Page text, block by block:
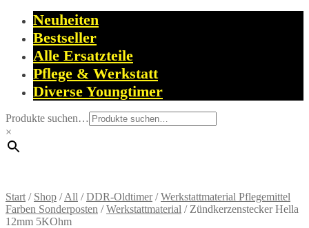
Neuheiten
Bestseller
Alle Ersatzteile
Pflege & Werkstatt
Diverse Youngtimer
Produkte suchen…
×
Start / Shop /All /DDR-Oldtimer/Werkstattmaterial Pflegemittel
Farben Sonderposten /Werkstattmaterial / Zündkerzenstecker Hella
12mm 5KOhm